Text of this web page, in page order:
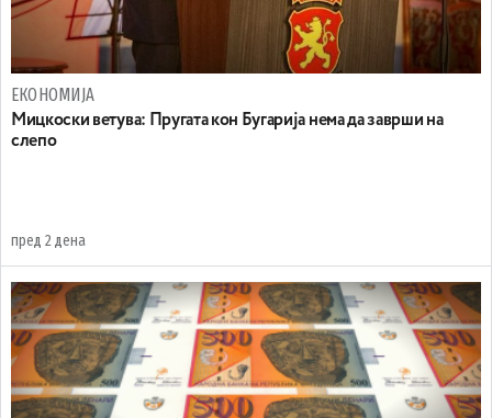
ЕКОНОМИЈА
Mицкоски ветува: Пругата кон Бугарија нема да заврши на
слепо
пред 2 дена